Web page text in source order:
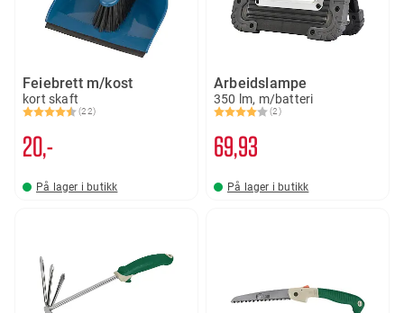
Feiebrett m/kost
kort skaft
Karakter:
(22)
4.4 av 5 mulige
20,-
På lager i butikk
Arbeidslampe
350 lm, m/batteri
Karakter:
(2)
4.0 av 5 mulige
69 93
På lager i butikk